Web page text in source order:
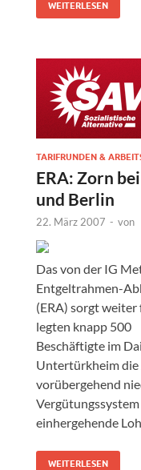
WEITERLESEN
TARIFRUNDEN &
ERA: Zorn
und Berlin
22. März 2007 - von
Das von der IG
Entgeltrahmen-
(ERA) sorgt
legten knapp 500
Beschäftigte im
Untertürkheim
vorübergehend
Vergütungssystem
einhergehende
WEITERLESEN